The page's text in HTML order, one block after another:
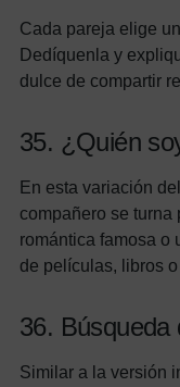
Cada pareja elige
Dedíquenla y
dulce de compartir
35. ¿Quién
En esta variación
compañero se turna
romántica famosa o
de películas, libros
36. Búsqueda
Similar a la versión